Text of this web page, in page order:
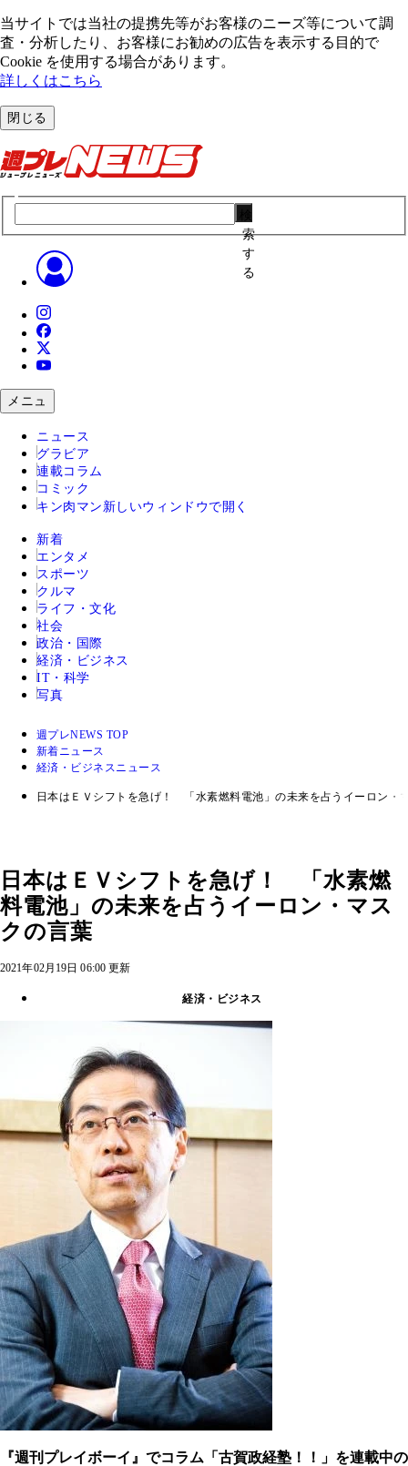
当サイトでは当社の提携先等がお客様のニーズ等について調
査・分析したり、お客様にお勧めの広告を表⽰する⽬的で
Cookie を使⽤する場合があります。
詳しくはこちら
閉じる
索
す
る
メニュ
ニュース
グラビア
連載コラム
コミック
キン肉マン 新しいウィンドウで開く
新着
エンタメ
スポーツ
クルマ
ライフ・文化
社会
政治・国際
経済・ビジネス
IT・科学
写真
週プレNEWS TOP
新着ニュース
経済・ビジネスニュース
日本はＥＶシフトを急げ！ 「水素燃料電池」の未来を占うイーロン・
日本はＥＶシフトを急げ！ 「水素燃
料電池」の未来を占うイーロン・マス
クの言葉
2021年02月19日 06:00 更新
経済・ビジネス
『週刊プレイボーイ』でコラム「古賀政経塾！！」を連載中の